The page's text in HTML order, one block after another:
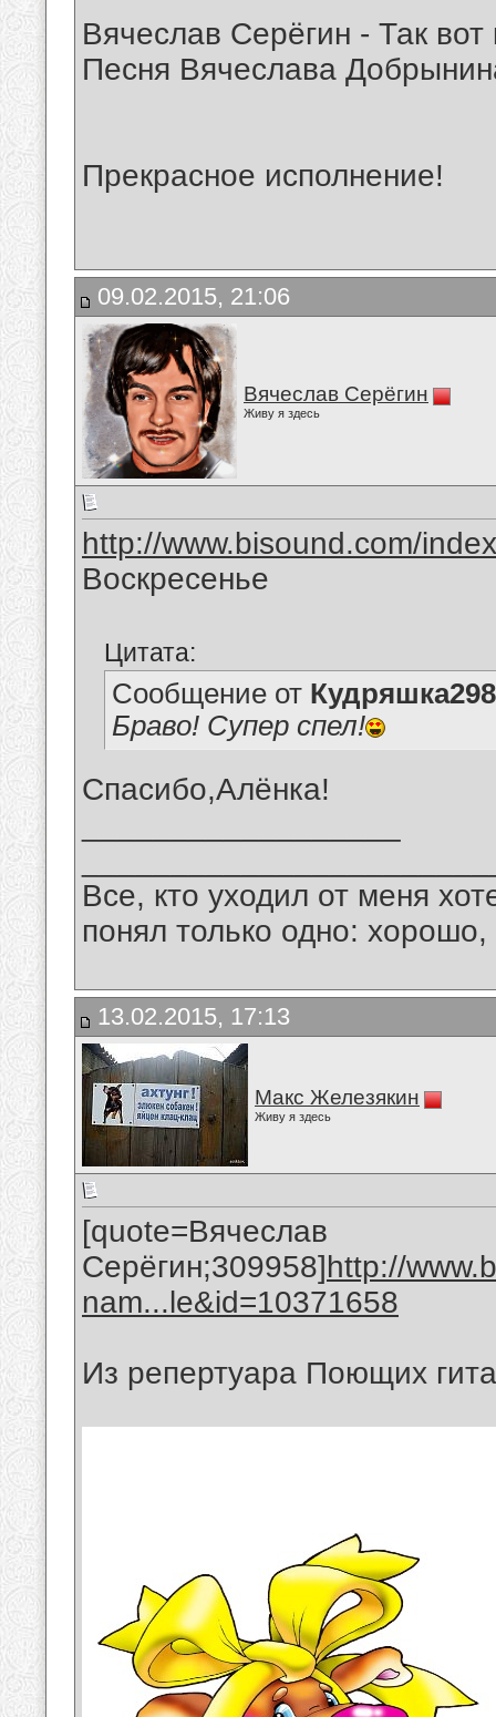
Вячеслав Серёгин - Так вот
Песня Вячеслава
Прекрасное исполнение!
09.02.2015, 21:06
Вячеслав Серёгин
Живу я здесь
http://www.bisound.com/
Воскресенье
Цитата:
Сообщение от Кудряшка298
Браво! Супер спел!
Спасибо,Алёнка!
Все, кто уходил от меня
понял только одно:
13.02.2015, 17:13
Макс Железякин
Живу я здесь
[quote=Вячеслав
Серёгин;309958]http://
nam...le&id=10371658
Из репертуара Поющих